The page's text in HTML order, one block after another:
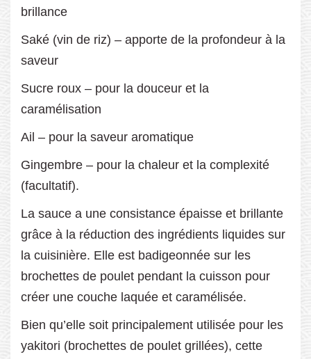
brillance
Saké (vin de riz) – apporte de la profondeur à la
saveur
Sucre roux – pour la douceur et la
caramélisation
Ail – pour la saveur aromatique
Gingembre – pour la chaleur et la complexité
(facultatif).
La sauce a une consistance épaisse et brillante
grâce à la réduction des ingrédients liquides sur
la cuisinière. Elle est badigeonnée sur les
brochettes de poulet pendant la cuisson pour
créer une couche laquée et caramélisée.
Bien qu’elle soit principalement utilisée pour les
yakitori (brochettes de poulet grillées), cette